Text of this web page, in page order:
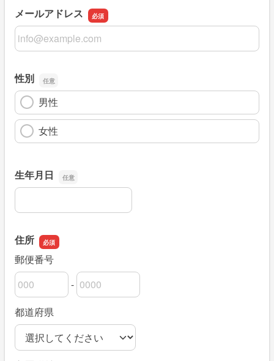
メールアドレス
メールアドレス
性別
男性
女性
生年月日
生年月日
住所
郵便番号
郵便番号の上3桁
-
郵便番号の下4桁
都道府県